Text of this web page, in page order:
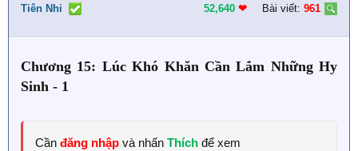
i
n
:
Tiên Nhi 52,640 ❤︎ Bài viết: 961
Chương 15: Lúc Khó Khăn Cần Lắm Những Hy
Sinh - 1
Cần đăng nhập và nhấn Thích để xem